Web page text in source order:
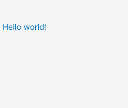
Hello world!